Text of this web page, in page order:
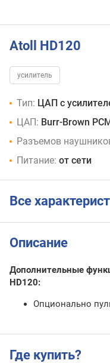
Atoll HD120
усилитель
Тип: ЦАП с
ЦАП: Burr-Brown
Разъемов
Питание: от сети
Все
Описание
Дополнительные
HD120:
Опционально
Где купить?